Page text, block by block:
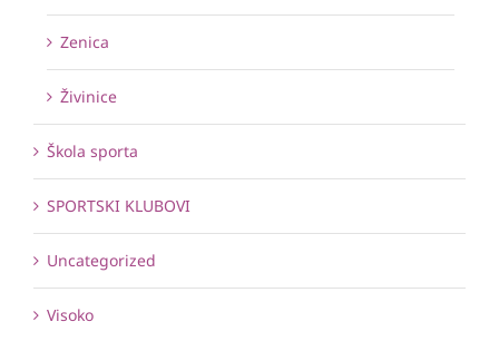
Zenica
Živinice
Škola sporta
SPORTSKI KLUBOVI
Uncategorized
Visoko